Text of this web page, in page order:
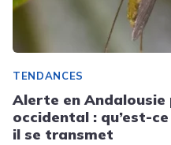
TENDANCES
Alerte en Andalousie
occidental : qu’est-
il se transmet